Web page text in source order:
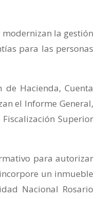
la gestión
para las personas
Hacienda, Cuenta
el Informe General,
Superior
para autorizar
un inmueble
Nacional Rosario